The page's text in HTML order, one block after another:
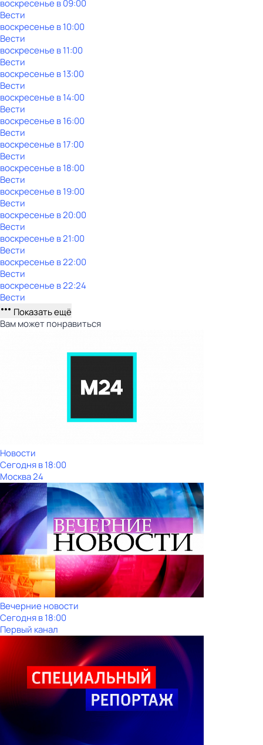
воскресенье в09:00
Вести
воскресенье в10:00
Вести
воскресенье в11:00
Вести
воскресенье в13:00
Вести
воскресенье в14:00
Вести
воскресенье в16:00
Вести
воскресенье в17:00
Вести
воскресенье в18:00
Вести
воскресенье в19:00
Вести
воскресенье в20:00
Вести
воскресенье в21:00
Вести
воскресенье в22:00
Вести
воскресенье в22:24
Вести
Показать ещё
Вам может понравиться
Новости
Сегодня в 18:00
Москва 24
Вечерние новости
Сегодня в 18:00
Первый канал